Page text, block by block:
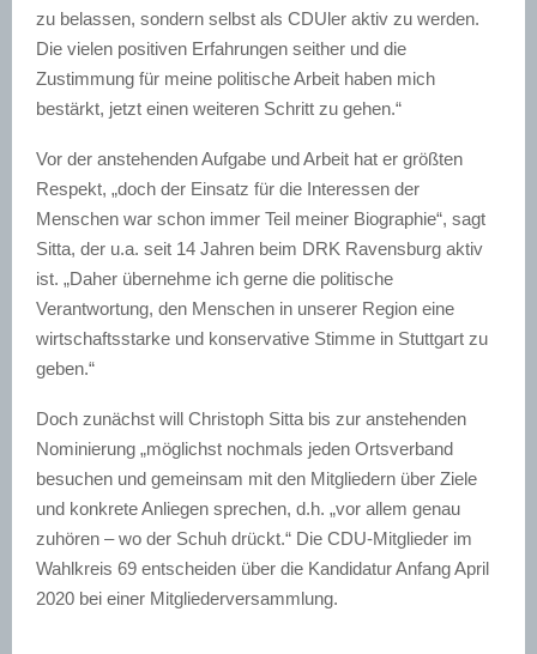
zu belassen, sondern selbst als CDUler aktiv zu werden.
Die vielen positiven Erfahrungen seither und die
Zustimmung für meine politische Arbeit haben mich
bestärkt, jetzt einen weiteren Schritt zu gehen.“
Vor der anstehenden Aufgabe und Arbeit hat er größten
Respekt, „doch der Einsatz für die Interessen der
Menschen war schon immer Teil meiner Biographie“, sagt
Sitta, der u.a. seit 14 Jahren beim DRK Ravensburg aktiv
ist. „Daher übernehme ich gerne die politische
Verantwortung, den Menschen in unserer Region eine
wirtschaftsstarke und konservative Stimme in Stuttgart zu
geben.“
Doch zunächst will Christoph Sitta bis zur anstehenden
Nominierung „möglichst nochmals jeden Ortsverband
besuchen und gemeinsam mit den Mitgliedern über Ziele
und konkrete Anliegen sprechen, d.h. „vor allem genau
zuhören – wo der Schuh drückt.“ Die CDU-Mitglieder im
Wahlkreis 69 entscheiden über die Kandidatur Anfang April
2020 bei einer Mitgliederversammlung.